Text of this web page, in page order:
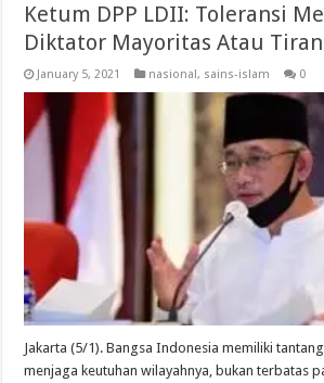
Ketum DPP LDII: Toleransi
Diktator Mayoritas Atau
January 5, 2021 nasional, sains-islam 0
Jakarta (5/1). Bangsa Indonesia memiliki
menjaga keutuhan wilayahnya, bukan terbatas